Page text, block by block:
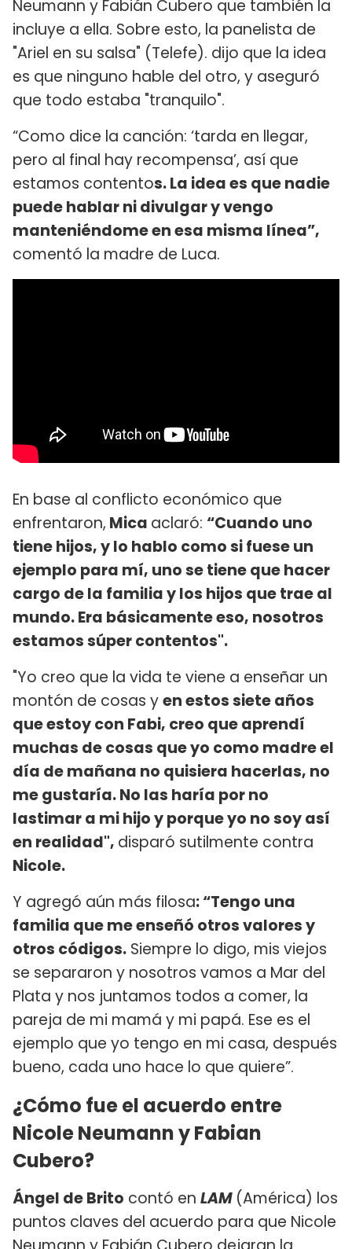
Neumann y Fabián Cubero que también la
incluye a ella. Sobre esto, la panelista de
"Ariel en su salsa" (Telefe). dijo que la idea
es que ninguno hable del otro, y aseguró
que todo estaba "tranquilo".
“Como dice la canción: ‘tarda en llegar,
pero al final hay recompensa’, así que
estamos contentos. La idea es que nadie
puede hablar ni divulgar y vengo
manteniéndome en esa misma línea”,
comentó la madre de Luca.
En base al conflicto económico que
enfrentaron, Mica aclaró: “Cuando uno
tiene hijos, y lo hablo como si fuese un
ejemplo para mí, uno se tiene que hacer
cargo de la familia y los hijos que trae al
mundo. Era básicamente eso, nosotros
estamos súper contentos".
"Yo creo que la vida te viene a enseñar un
montón de cosas yen estos siete años
que estoy con Fabi, creo que aprendí
muchas de cosas que yo como madre el
día de mañana no quisiera hacerlas, no
me gustaría. No las haría por no
lastimar a mi hijo y porque yo no soy así
en realidad", disparó sutilmente contra
Nicole.
Y agregó aún más filosa: “Tengo una
familia que me enseñó otros valores y
otros códigos. Siempre lo digo, mis viejos
se separaron y nosotros vamos a Mar del
Plata y nos juntamos todos a comer, la
pareja de mi mamá y mi papá. Ese es el
ejemplo que yo tengo en mi casa, después
bueno, cada uno hace lo que quiere”.
¿Cómo fue el acuerdo entre
Nicole Neumann y Fabian
Cubero?
Ángel de Brito contó en LAM (América) los
puntos claves del acuerdo para que Nicole